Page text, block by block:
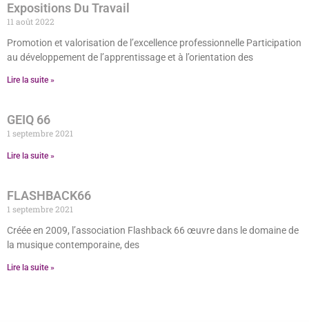
Expositions Du Travail
11 août 2022
Promotion et valorisation de l’excellence professionnelle Participation
au développement de l’apprentissage et à l’orientation des
Lire la suite »
GEIQ 66
1 septembre 2021
Lire la suite »
FLASHBACK66
1 septembre 2021
Créée en 2009, l’association Flashback 66 œuvre dans le domaine de
la musique contemporaine, des
Lire la suite »